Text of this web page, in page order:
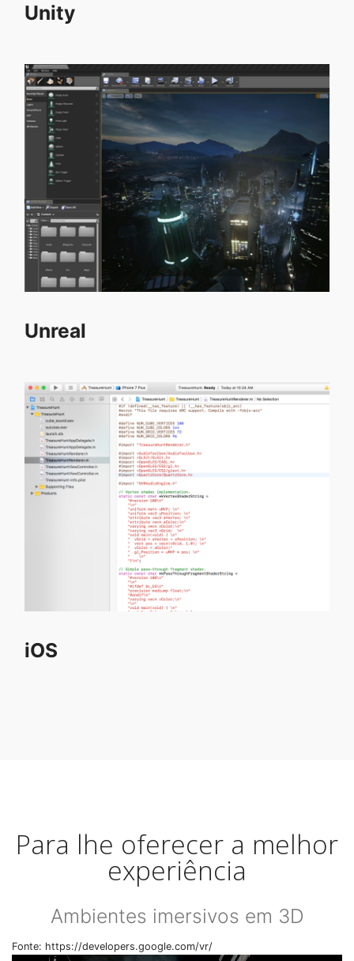
Unity
Unreal
iOS
Para lhe oferecer a melhor
experiência
Ambientes imersivos em 3D
Fonte: https://developers.google.com/vr/